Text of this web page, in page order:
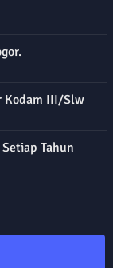
Kodam III/Slw
Tahun